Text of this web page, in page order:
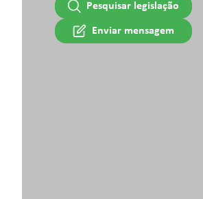
Pesquisar legislação
Enviar mensagem